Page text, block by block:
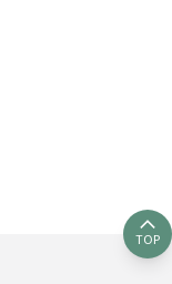
TOP